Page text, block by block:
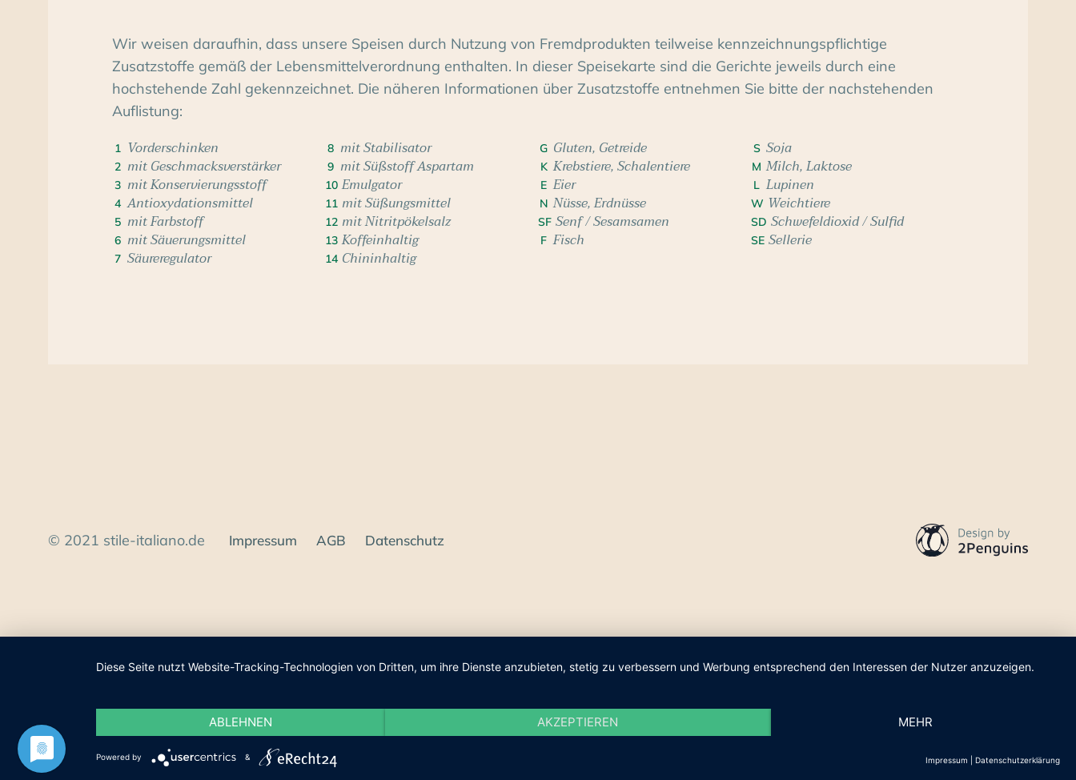
Wir weisen daraufhin, dass unsere Speisen durch Nutzung von Fremdprodukten teilweise kennzeichnungspflichtige
Zusatzstoffe gemäß der Lebensmittelverordnung enthalten. In dieser Speisekarte sind die Gerichte jeweils durch eine
hochstehende Zahl gekennzeichnet. Die näheren Informationen über Zusatzstoffe entnehmen Sie bitte der nachstehenden
Auflistung:
1 Vorderschinken
2 mit Geschmacksverstärker
3 mit Konservierungsstoff
4 Antioxydationsmittel
5 mit Farbstoff
6 mit Säuerungsmittel
7 Säureregulator
8 mit Stabilisator
9 mit Süßstoff Aspartam
10 Emulgator
11 mit Süßungsmittel
12 mit Nitritpökelsalz
13 Koffeinhaltig
14 Chininhaltig
G Gluten, Getreide
K Krebstiere, Schalentiere
E Eier
N Nüsse, Erdnüsse
SF Senf / Sesamsamen
F Fisch
S Soja
M Milch, Laktose
L Lupinen
W Weichtiere
SD Schwefeldioxid / Sulfid
SE Sellerie
© 2021 stile-italiano.de Impressum AGB Datenschutz
Diese Seite nutzt Website-Tracking-Technologien von Dritten, um ihre Dienste anzubieten, stetig zu verbessern und Werbung entsprechend den Interessen der Nutzer anzuzeigen.
ABLEHNEN AKZEPTIEREN MEHR
Powered by & Impressum Datenschutzerklärung